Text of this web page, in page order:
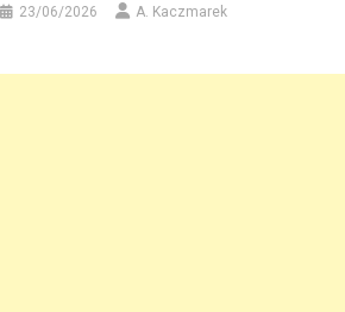
23/06/2026 A. Kaczmarek